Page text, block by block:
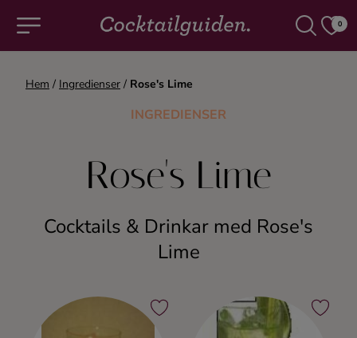
0
COCKTAILS & DRINKAR
Alkoholfritt
Champagne
Gin
Hem / Ingredienser / Rose's Lime
INGREDIENSER
Rose's Lime
Cocktails & Drinkar med Rose's
Lime